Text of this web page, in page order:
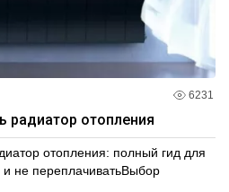
6231
радиатор отопления
отопления: полный гид для
и не переплачиватьВыбор